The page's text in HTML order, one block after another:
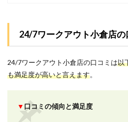
に関
する
口コ
判
2.運動
初心
者の
安心
24/7ワークアウト小倉店
24/7ワークアウト小倉店の口コミは以
も満足度が高いと言えます。
▼ 口コミの傾向と満足度